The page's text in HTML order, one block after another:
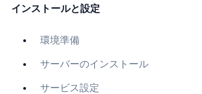
インストールと設定
環境準備
サーバーのインストール
サービス設定